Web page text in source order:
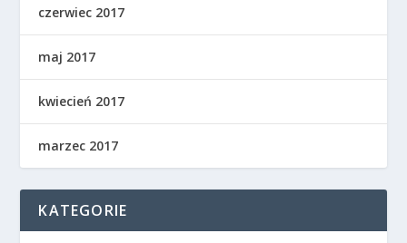
czerwiec 2017
maj 2017
kwiecień 2017
marzec 2017
KATEGORIE